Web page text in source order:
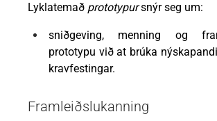
Lyklatemað prototypursnýr seg um:
sniðgeving, menning og
prototypu við at brúka
kravfestingar.
Framleiðslukanning